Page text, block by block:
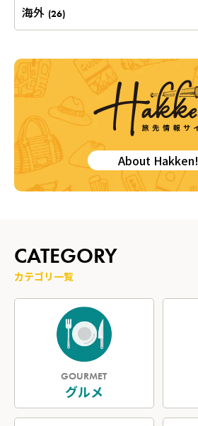
海外 (26)
About Hakken!
CATEGORY
カテゴリ一覧
GOURMET
グルメ